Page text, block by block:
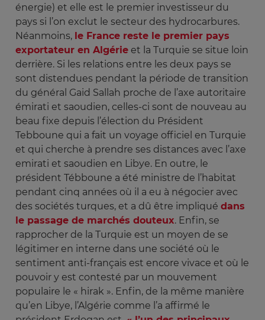
énergie) et elle est le premier investisseur du
pays si l’on exclut le secteur des hydrocarbures.
Néanmoins, le France reste le premier pays
exportateur en Algérie et la Turquie se situe loin
derrière. Si les relations entre les deux pays se
sont distendues pendant la période de transition
du général Gaid Sallah proche de l’axe autoritaire
émirati et saoudien, celles-ci sont de nouveau au
beau fixe depuis l’élection du Président
Tebboune qui a fait un voyage officiel en Turquie
et qui cherche à prendre ses distances avec l’axe
emirati et saoudien en Libye. En outre, le
président Tébboune a été ministre de l’habitat
pendant cinq années où il a eu à négocier avec
des sociétés turques, et a dû être impliqué dans
le passage de marchés douteux. Enfin, se
rapprocher de la Turquie est un moyen de se
légitimer en interne dans une société où le
sentiment anti-français est encore vivace et où le
pouvoir y est contesté par un mouvement
populaire le « hirak ». Enfin, de la même manière
qu’en Libye, l’Algérie comme l’a affirmé le